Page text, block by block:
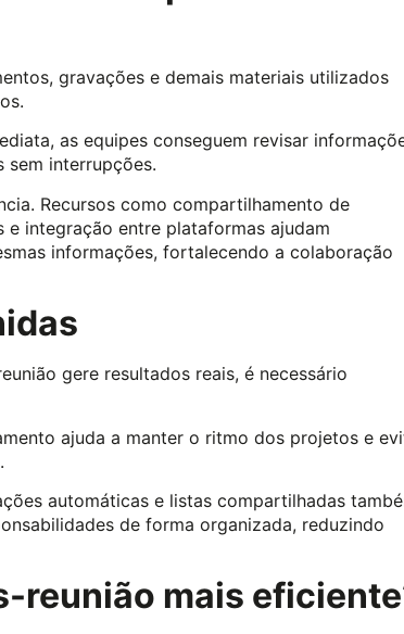
gravações e demais materiais utilizados
as equipes conseguem revisar
interrupções.
Recursos como compartilhamento de
integração entre plataformas ajudam
informações, fortalecendo a colaboração
gere resultados reais, é necessário
ajuda a manter o ritmo dos projetos e
automáticas e listas compartilhadas
de forma organizada, reduzindo
reunião mais